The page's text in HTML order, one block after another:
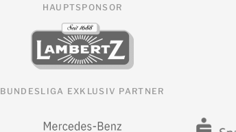
HAUPTSPONSOR
BUNDESLIGA EXKLUSIV PARTNER